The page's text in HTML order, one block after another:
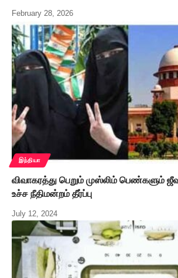
February 28, 2026
இந்தியா
விவாகரத்து பெறும் முஸ்லிம் பெண்களும்
உச்ச நீதிமன்றம் தீர்ப்பு
July 12, 2024